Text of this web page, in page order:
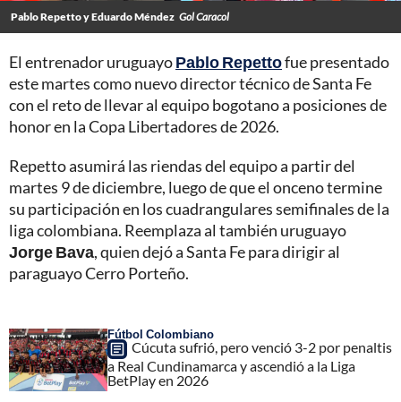
Pablo Repetto y Eduardo Méndez Gol Caracol
El entrenador uruguayoPablo Repettofue presentado
este martes como nuevo director técnico de Santa Fe
con el reto de llevar al equipo bogotano a posiciones de
honor en la Copa Libertadores de 2026.
Repetto asumirá las riendas del equipo a partir del
martes 9 de diciembre, luego de que el onceno termine
su participación en los cuadrangulares semifinales de la
liga colombiana. Reemplaza al también uruguayo
Jorge Bava, quien dejó a Santa Fe para dirigir al
paraguayo Cerro Porteño.
Fútbol Colombiano
Cúcuta sufrió, pero venció 3-2 por penaltis
a Real Cundinamarca y ascendió a la Liga
BetPlay en 2026